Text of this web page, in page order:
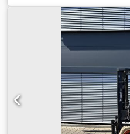
de carga:500 mm, tipo de
triple, altura de
51,2 V, longitud
tamaño del neumático
5230052 Número de serie:
de la batería: 51,2 V, 277
Tz Dsiowa